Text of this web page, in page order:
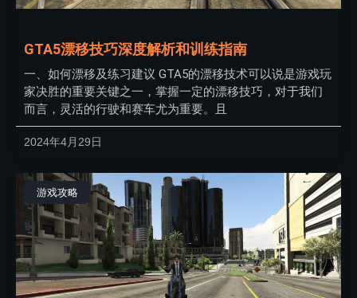
GTA5漂移技巧深度解析和训练指南
一、如何漂移及练习建议 GTA5的漂移技术可以说是游戏玩
家决胜的重要关键之一，掌握一定的漂移技巧，对于我们
而言，灵活的行驶和赛车尤为重要。且
2024年4月29日
游戏攻略